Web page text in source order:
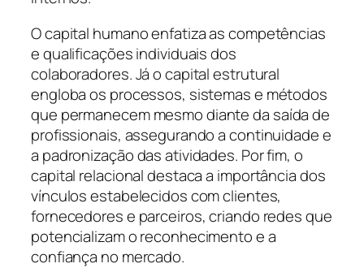
O capital humano enfatiza as competências
e qualificações individuais dos
colaboradores. Já o capital estrutural
engloba os processos, sistemas e métodos
que permanecem mesmo diante da saída de
profissionais, assegurando a continuidade e
a padronização das atividades. Por fim, o
capital relacional destaca a importância dos
vínculos estabelecidos com clientes,
fornecedores e parceiros, criando redes que
potencializam o reconhecimento e a
confiança no mercado.